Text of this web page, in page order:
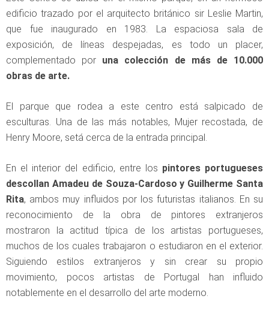
edificio trazado por el arquitecto británico sir Leslie Martin,
que fue inaugurado en 1983. La espaciosa sala de
exposición, de líneas despejadas, es todo un placer,
complementado por una colección de más de 10.000
obras de arte.
El parque que rodea a este centro está salpicado de
esculturas. Una de las más notables, Mujer recostada, de
Henry Moore, setá cerca de la entrada principal.
En el interior del edificio, entre los pintores portugueses
descollan Amadeu de Souza-Cardoso y Guilherme Santa
Rita, ambos muy influidos por los futuristas italianos. En su
reconocimiento de la obra de pintores extranjeros
mostraron la actitud típica de los artistas portugueses,
muchos de los cuales trabajaron o estudiaron en el exterior.
Siguiendo estilos extranjeros y sin crear su propio
movimiento, pocos artistas de Portugal han influido
notablemente en el desarrollo del arte moderno.